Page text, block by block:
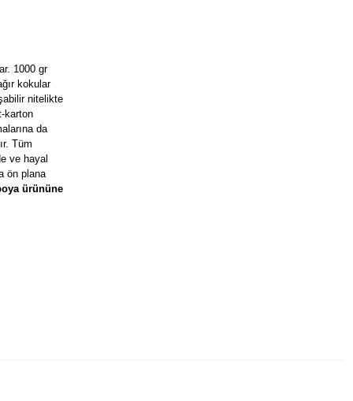
1000 gr
kokular
nitelikte
karton
da
Tüm
ve hayal
ön plana
ürününe